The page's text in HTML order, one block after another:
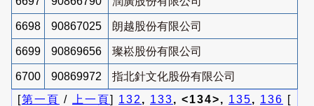
6698 90867025 朗越股份有限公司
6699 90869656 璨崧股份有限公司
6700 90869972
指北針文化股份有限公司
[第一頁 / 上一頁] 132 , 133, <134>, 135, 136 [